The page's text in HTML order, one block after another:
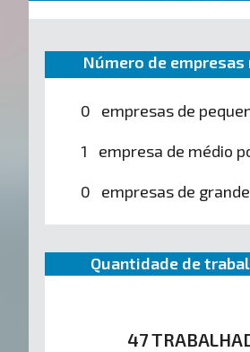
Número de empresas
0 empresas de
1 empresa de médio
0 empresas de
Quantidade de
47